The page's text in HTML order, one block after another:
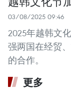
03/08/2025 09:46
2025年越韩文
强两国在经贸
的合作。
更多